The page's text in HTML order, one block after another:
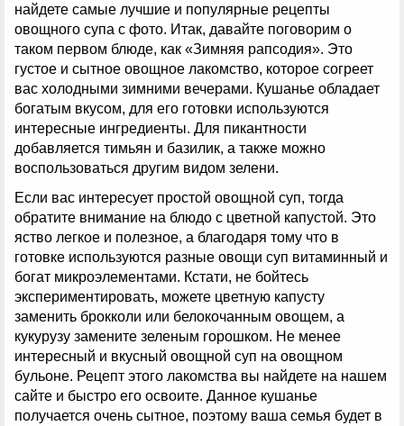
найдете самые лучшие и популярные рецепты
овощного супа с фото. Итак, давайте поговорим о
таком первом блюде, как «Зимняя рапсодия». Это
густое и сытное овощное лакомство, которое согреет
вас холодными зимними вечерами. Кушанье обладает
богатым вкусом, для его готовки используются
интересные ингредиенты. Для пикантности
добавляется тимьян и базилик, а также можно
воспользоваться другим видом зелени.
Если вас интересует простой овощной суп, тогда
обратите внимание на блюдо с цветной капустой. Это
яство легкое и полезное, а благодаря тому что в
готовке используются разные овощи суп витаминный и
богат микроэлементами. Кстати, не бойтесь
экспериментировать, можете цветную капусту
заменить брокколи или белокочанным овощем, а
кукурузу замените зеленым горошком. Не менее
интересный и вкусный овощной суп на овощном
бульоне. Рецепт этого лакомства вы найдете на нашем
сайте и быстро его освоите. Данное кушанье
получается очень сытное, поэтому ваша семья будет в